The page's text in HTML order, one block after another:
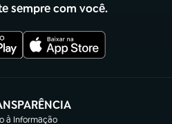
sempre com você.
à Informação
(abre em nova aba)